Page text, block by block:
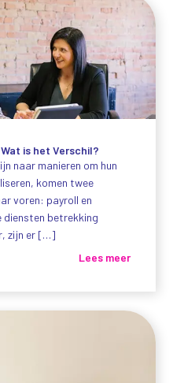
is het Verschil?
naar manieren om hun
komen twee
voren: payroll en
diensten betrekking
zijn er […]
Lees meer